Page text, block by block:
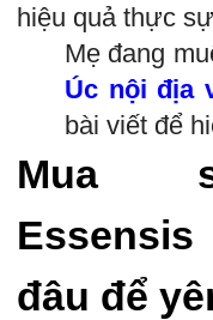
hiệu quả thực
Mẹ đang
Úc nội địa
bài viết để
Mua
đâu để